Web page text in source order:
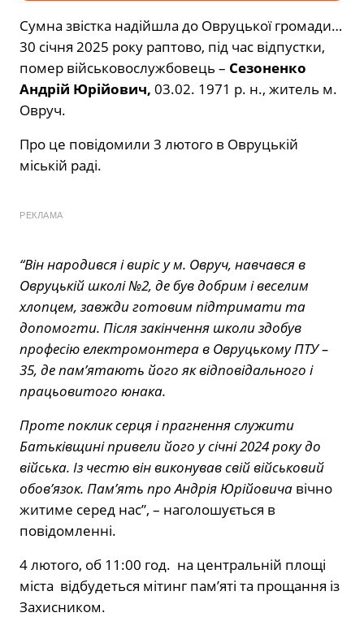
Сумна звістка надійшла до Овруцької громади…
30 січня 2025 року раптово, під час відпустки,
помер військовослужбовець – Сезоненко
Андрій Юрійович, 03.02. 1971 р. н., житель м.
Овруч.
Про це повідомили 3 лютого в Овруцькій
міській раді.
РЕКЛАМА
“Він народився і виріс у м. Овруч, навчався в
Овруцькій школі №2, де був добрим і веселим
хлопцем, завжди готовим підтримати та
допомогти. Після закінчення школи здобув
професію електромонтера в Овруцькому ПТУ –
35, де пам’ятають його як відповідального і
працьовитого юнака.
Проте поклик серця і прагнення служити
Батьківщині привели його у січні 2024 року до
війська. Із честю він виконував свій військовий
обов’язок. Пам’ять про Андрія Юрійовича вічно
житиме серед нас”, – наголошується в
повідомленні.
4 лютого, об 11:00 год. на центральній площі
міста відбудеться мітинг пам’яті та прощання із
Захисником.